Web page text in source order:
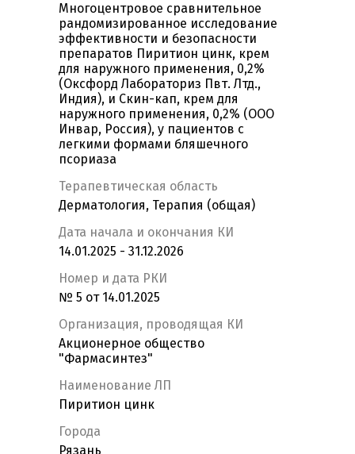
Многоцентровое сравнительное
рандомизированное исследование
эффективности и безопасности
препаратов Пиритион цинк, крем
для наружного применения, 0,2%
(Оксфорд Лабораториз Пвт. Лтд.,
Индия), и Скин-кап, крем для
наружного применения, 0,2% (ООО
Инвар, Россия), у пациентов с
легкими формами бляшечного
псориаза
Терапевтическая область
Дерматология, Терапия (общая)
Дата начала и окончания КИ
14.01.2025 - 31.12.2026
Номер и дата РКИ
№ 5 от 14.01.2025
Организация, проводящая КИ
Акционерное общество
"Фармасинтез"
Наименование ЛП
Пиритион цинк
Города
Рязань